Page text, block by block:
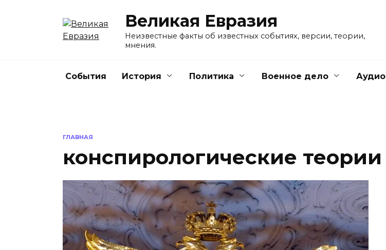
Великая Евразия
Неизвестные факты об известных событиях, версии, теории,
мнения.
События История Политика Военное дело Аудио
ГЛАВНАЯ
конспирологические теории